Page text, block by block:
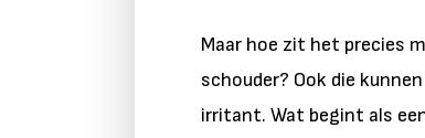
Maar hoe zit het precies
schouder? Ook die
irritant. Wat begint als